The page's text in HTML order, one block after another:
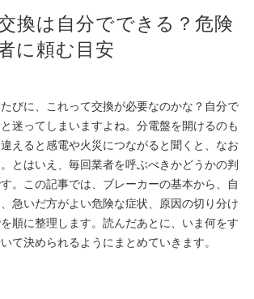
換は自分でできる？危険
に頼む目安
びに、これって交換が必要なのかな？自分で
迷ってしまいますよね。分電盤を開けるのも
えると感電や火災につながると聞くと、なお
とはいえ、毎回業者を呼ぶべきかどうかの判
。この記事では、ブレーカーの基本から、自
急いだ方がよい危険な症状、原因の切り分け
順に整理します。読んだあとに、いま何をす
て決められるようにまとめていきます。